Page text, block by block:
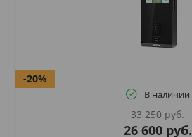
-20%
В наличии
33 250 руб.
26 600 руб.